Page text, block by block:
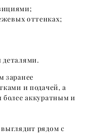
оттенках;
заранее
и подачей, а
аккуратным и
рядом с